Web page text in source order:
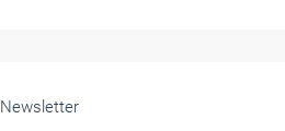
Newsletter